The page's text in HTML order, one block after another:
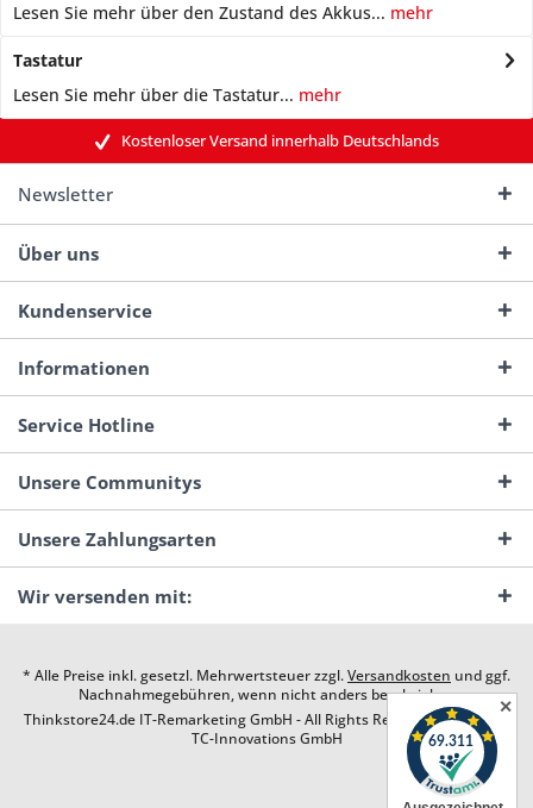
Lesen Sie mehr über den Zustand des Akkus... mehr
Tastatur
Lesen Sie mehr über die Tastatur... mehr
Kostenloser Versand innerhalb Deutschlands
Newsletter
Über uns
Kundenservice
Informationen
Service Hotline
Unsere Communitys
Unsere Zahlungsarten
Wir versenden mit:
* Alle Preise inkl. gesetzl. Mehrwertsteuer zzgl.Versandkosten und ggf.
Nachnahmegebühren, wenn nicht anders beschrieben
Thinkstore24.de IT-Remarketing GmbH - All Rights Reserved. Design by
TC-Innovations GmbH
✕